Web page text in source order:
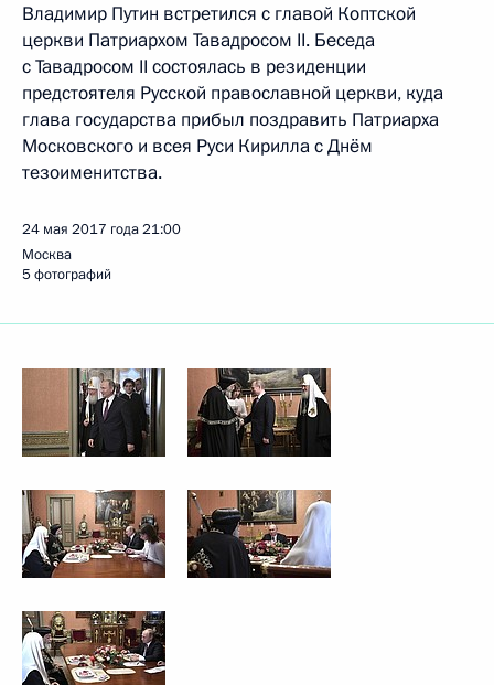
Владимир Путин встретился с главой Коптской
церкви Патриархом Тавадросом II. Беседа
с Тавадросом II состоялась в резиденции
предстоятеля Русской православной церкви, куда
глава государства прибыл поздравить Патриарха
Московского и всея Руси Кирилла с Днём
тезоименитства.
24 мая 2017 года21:00
Москва
5 фотографий